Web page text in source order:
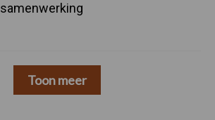
samenwerking
Toon meer